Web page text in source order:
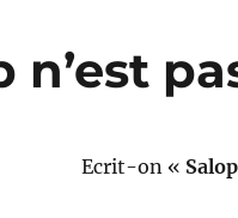
n’est
Ecrit-on « Salop